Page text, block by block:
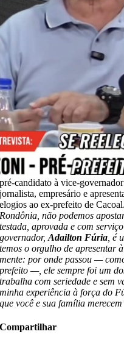
pré-candidato à vice-
jornalista, empresário e
elogios ao ex-prefeito de Cacoal.
Rondônia, não podemos
testada, aprovada e com
governador,Adailton Fúria , é
temos o orgulho de apresentar
mente: por onde passou —
prefeito —, ele sempre foi um
trabalha com seriedade e sem
minha experiência à força do
que você e sua família
Compartilhar